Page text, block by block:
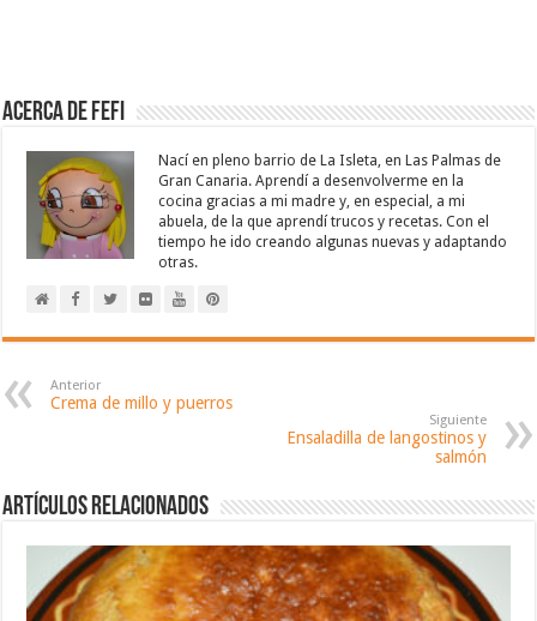
Acerca de Fefi
Nací en pleno barrio de La Isleta, en Las Palmas de
Gran Canaria. Aprendí a desenvolverme en la
cocina gracias a mi madre y, en especial, a mi
abuela, de la que aprendí trucos y recetas. Con el
tiempo he ido creando algunas nuevas y adaptando
otras.
Anterior
Crema de millo y puerros
Siguiente
Ensaladilla de langostinos y
salmón
Artículos relacionados